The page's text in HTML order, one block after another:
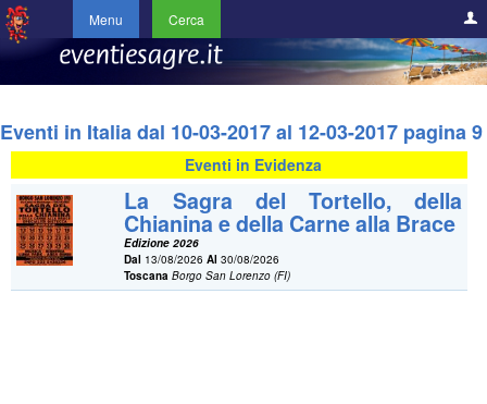
Menu Cerca
Eventi in Italia dal 10-03-2017 al 12-03-2017 pagina 9
Eventi in Evidenza
La Sagra del Tortello, della
Chianina e della Carne alla Brace
Edizione 2026
Dal 13/08/2026Al 30/08/2026
Toscana Borgo San Lorenzo (FI)